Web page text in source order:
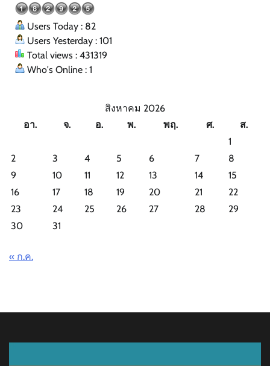
Users Today : 82
Users Yesterday : 101
Total views : 431319
Who's Online : 1
สิงหาคม 2026
อา.
จ. อ. พ. พฤ. ศ.
ส.
1
2
3 4 5 6 7
8
9
10 11 12 13 14
15
16
17 18 19 20 21
22
23
24 25 26 27 28
29
30
31
« ก.ค.